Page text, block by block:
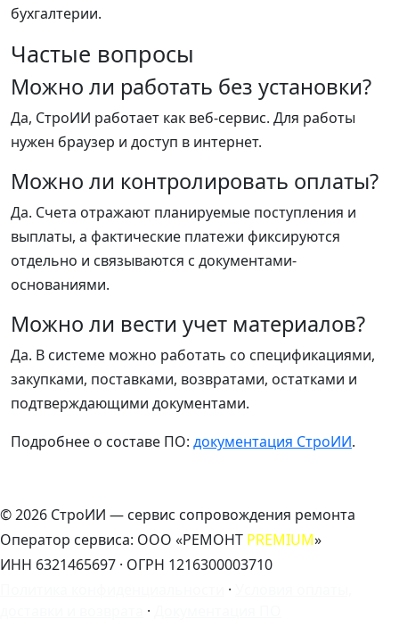
бухгалтерии.
Частые вопросы
Можно ли работать без установки?
Да, СтроИИ работает как веб-сервис. Для работы
нужен браузер и доступ в интернет.
Можно ли контролировать оплаты?
Да. Счета отражают планируемые поступления и
выплаты, а фактические платежи фиксируются
отдельно и связываются с документами-
основаниями.
Можно ли вести учет материалов?
Да. В системе можно работать со спецификациями,
закупками, поставками, возвратами, остатками и
подтверждающими документами.
Подробнее о составе ПО: документация СтроИИ.
©2026 СтроИИ — сервис сопровождения ремонта
Оператор сервиса: ООО «РЕМОНТ PREMIUM»
ИНН 6321465697 · ОГРН 1216300003710
·
·